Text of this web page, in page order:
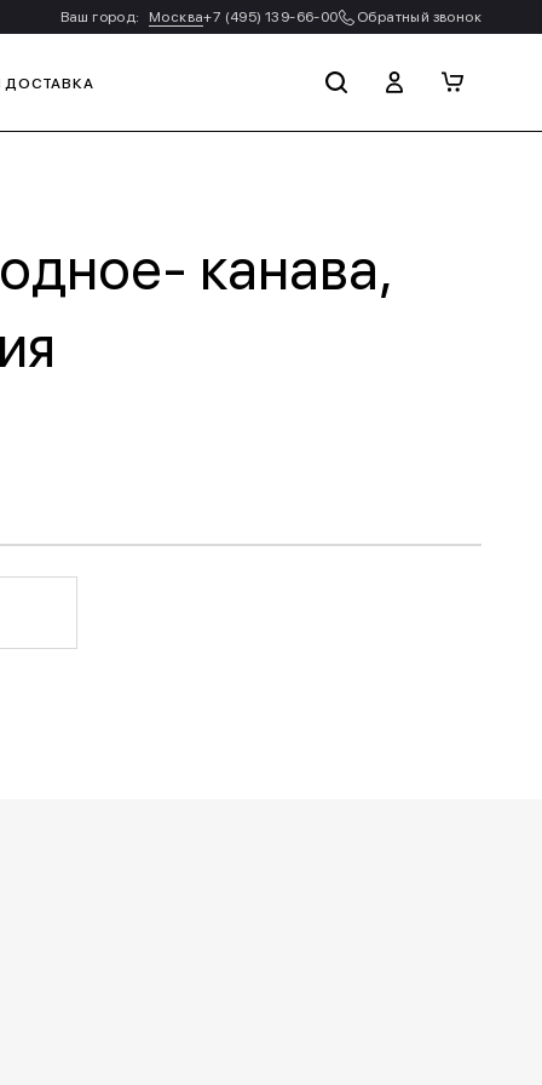
Ваш город: Москва+7 (495) 139-66-00 Обратный звонок
ДОСТАВКА
канава,